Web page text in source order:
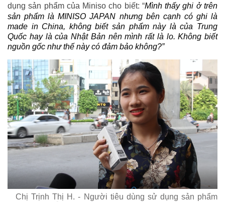
dụng sản phẩm của Miniso cho biết: “Mình thấy ghi ở trên
sản phẩm là MINISO JAPAN nhưng bên cạnh có ghi là
made in China, không biết sản phẩm này là của Trung
Quốc hay là của Nhật Bản nên mình rất là lo. Không biết
nguồn gốc như thế này có đảm bảo không?”
Chị Trịnh Thị H. - Người tiêu dùng sử dụng sản phẩm